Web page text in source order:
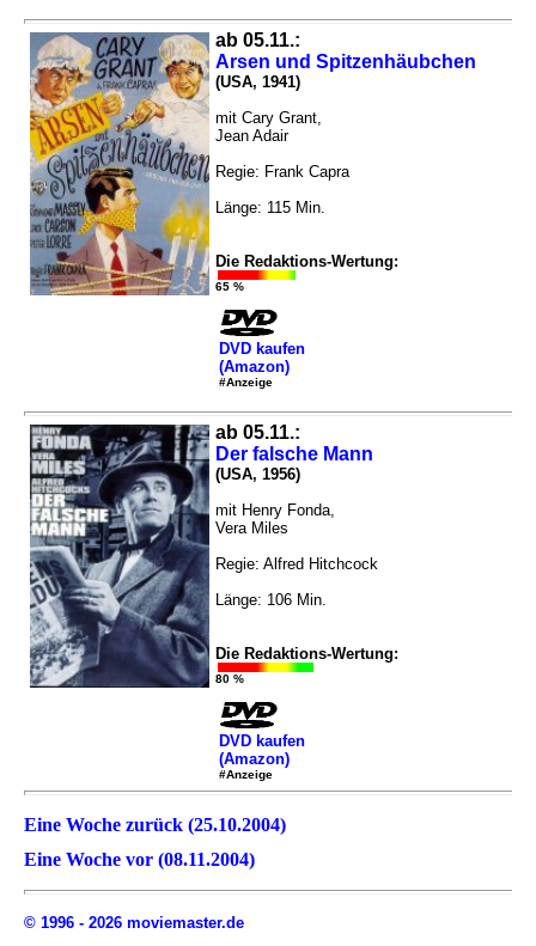
ab 05.11.:
Arsen und Spitzenhäubchen
(USA, 1941)
mit Cary Grant,
Jean Adair
Regie: Frank Capra
Länge: 115 Min.
Die Redaktions-Wertung:
65 %
DVD kaufen
(Amazon)
#Anzeige
ab 05.11.:
Der falsche Mann
(USA, 1956)
mit Henry Fonda,
Vera Miles
Regie: Alfred Hitchcock
Länge: 106 Min.
Die Redaktions-Wertung:
80 %
DVD kaufen
(Amazon)
#Anzeige
Eine Woche zurück (25.10.2004)
Eine Woche vor (08.11.2004)
© 1996 - 2026 moviemaster.de